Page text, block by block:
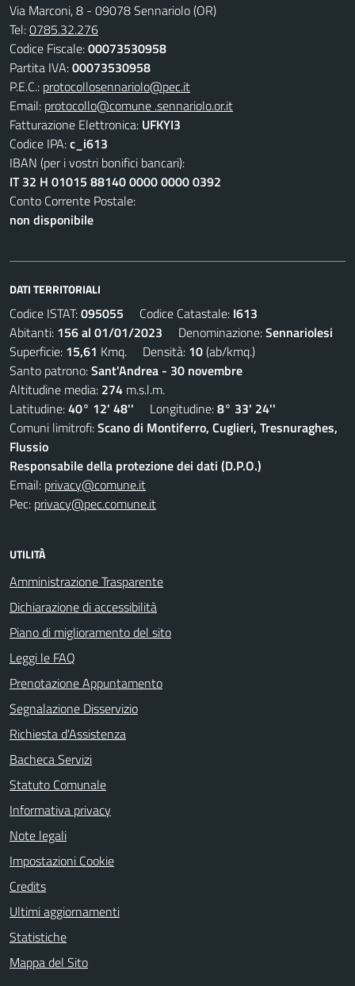
Via Marconi, 8 - 09078 Sennariolo (OR)
Tel:0785.32.276
Codice Fiscale:00073530958
Partita IVA:00073530958
P.E.C.: protocollosennariolo@pec.it
Email: protocollo@comune .sennariolo.or.it
Fatturazione Elettronica: UFKYI3
Codice IPA:c_i613
IBAN (per i vostri bonifici bancari):
IT 32 H 01015 88140 0000 0000 0392
Conto Corrente Postale:
non disponibile
DATI TERRITORIALI
Codice ISTAT:095055 Codice Catastale: I613
Abitanti: 156 al 01/01/2023 Denominazione:Sennariolesi
Superficie: 15,61 Kmq. Densità: 10(ab/kmq.)
Santo patrono:Sant'Andrea - 30 novembre
Altitudine media: 274 m.s.l.m.
Latitudine:40° 12' 48'' Longitudine:8° 33' 24''
Comuni limitrofi:Scano di Montiferro, Cuglieri, Tresnuraghes,
Flussio
Responsabile della protezione dei dati (D.P.O.)
Email: privacy@comune.it
Pec: privacy@pec.comune.it
UTILITÀ
Amministrazione Trasparente
Dichiarazione di accessibilità
Piano di miglioramento del sito
Leggi le FAQ
Prenotazione Appuntamento
Segnalazione Disservizio
Richiesta d'Assistenza
Bacheca Servizi
Statuto Comunale
Informativa privacy
Note legali
Impostazioni Cookie
Credits
Ultimi aggiornamenti
Statistiche
Mappa del Sito